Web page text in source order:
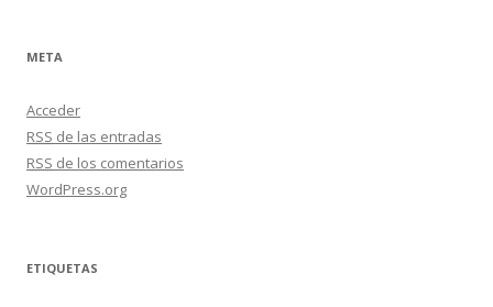
META
Acceder
RSS de las entradas
RSS de los comentarios
WordPress.org
ETIQUETAS